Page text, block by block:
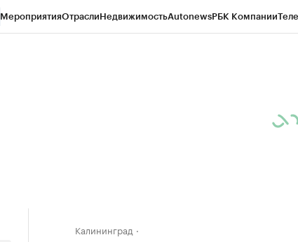
МероприятияОтраслиНедвижимостьAutonewsРБК Компании
Калининград